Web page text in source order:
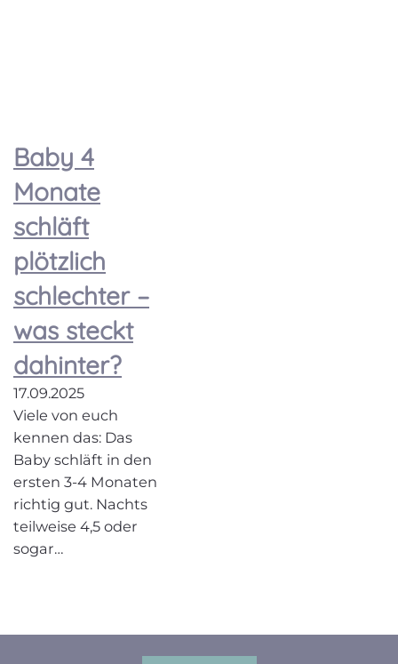
Baby 4
Monate
schläft
plötzlich
schlechter –
was steckt
dahinter?
17.09.2025
Viele von euch
kennen das: Das
Baby schläft in den
ersten 3-4 Monaten
richtig gut. Nachts
teilweise 4,5 oder
sogar…